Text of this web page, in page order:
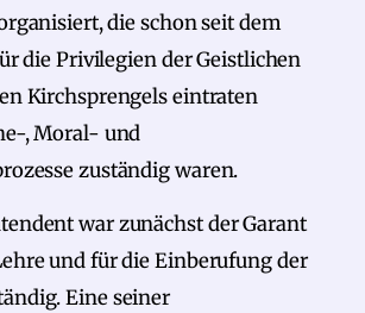
die schon seit dem
die Privilegien der Geistlichen
Kirchsprengels eintraten
, Moral- und
zuständig waren.
war zunächst der Garant
und für die Einberufung der
Eine seiner